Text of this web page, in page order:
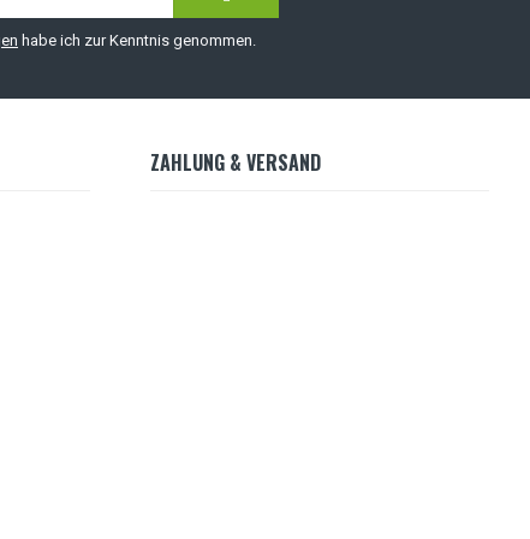
habe ich zur Kenntnis genommen.
ZAHLUNG & VERSAND